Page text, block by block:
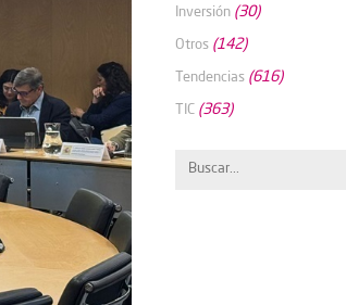
Inversión (30)
Otros (142)
Tendencias (616)
TIC (363)